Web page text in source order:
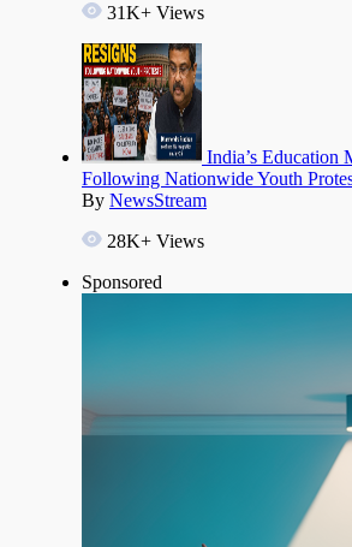
31K+ Views
India’s Education
Following Nationwide Youth
By NewsStream
28K+ Views
Sponsored